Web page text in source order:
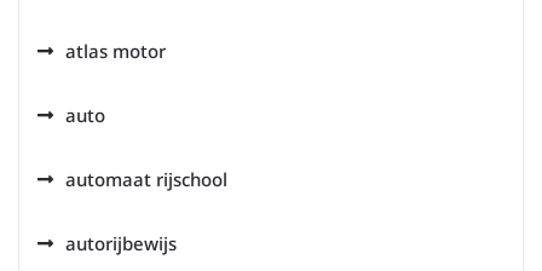
atlas motor
auto
automaat rijschool
autorijbewijs